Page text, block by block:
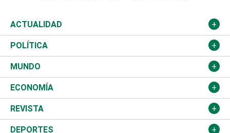
ACTUALIDAD
Nacional
Ciudad
Educación
Salud
Justicia
POLÍTICA
Partidos
JCE
TSE
Congreso Nacional
MUNDO
Estados Unidos
América Latina
Haití
ECONOMÍA
Finanzas
Turismo
REVISTA
Música
DEPORTES